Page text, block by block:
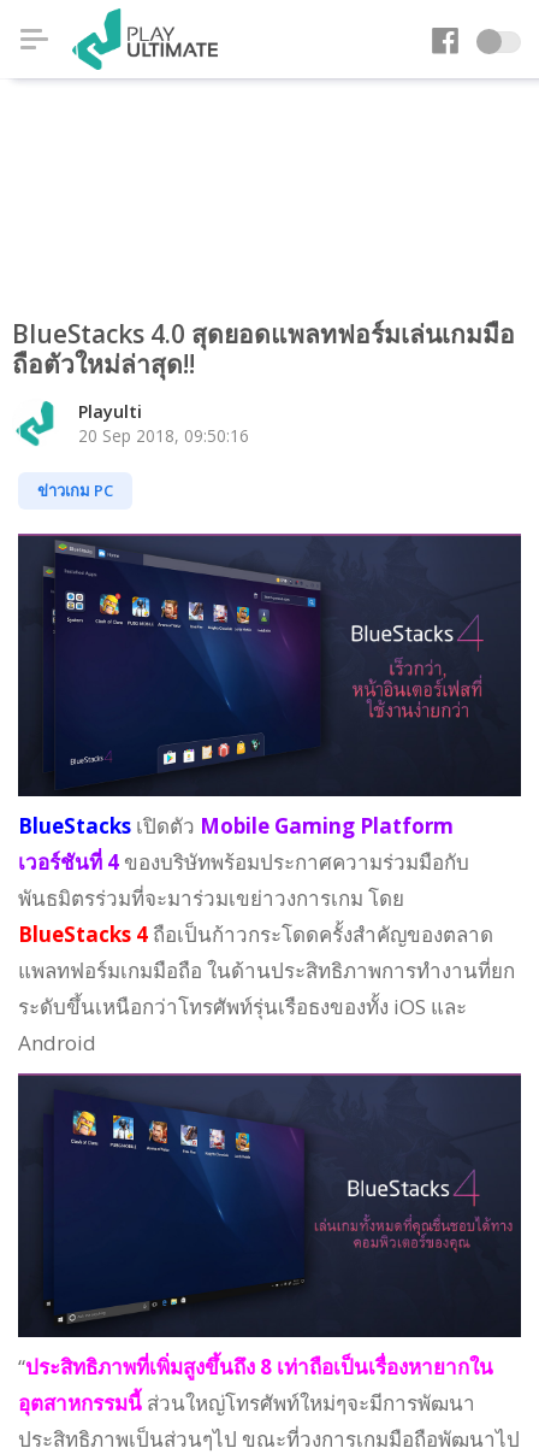
BlueStacks 4.0 สุดยอดแพลทฟอร์มเล่นเกมมือ
ถือตัวใหม่ล่าสุด!!
Playulti
20 Sep 2018, 09:50:16
ข่าวเกม PC
BlueStacks เปิดตัว Mobile Gaming Platform
เวอร์ชันที่ 4 ของบริษัทพร้อมประกาศความร่วมมือกับ
พันธมิตรร่วมที่จะมาร่วมเขย่าวงการเกม โดย
BlueStacks 4 ถือเป็นก้าวกระโดดครั้งสำคัญของตลาด
แพลทฟอร์มเกมมือถือ ในด้านประสิทธิภาพการทำงานที่ยก
ระดับขึ้นเหนือกว่าโทรศัพท์รุ่นเรือธงของทั้ง iOS และ
Android
“ประสิทธิภาพที่เพิ่มสูงขึ้นถึง 8 เท่าถือเป็นเรื่องหายากใน
อุตสาหกรรมนี้ ส่วนใหญ่โทรศัพท์ใหม่ๆจะมีการพัฒนา
ประสิทธิภาพเป็นส่วนๆไป ขณะที่วงการเกมมือถือพัฒนาไป